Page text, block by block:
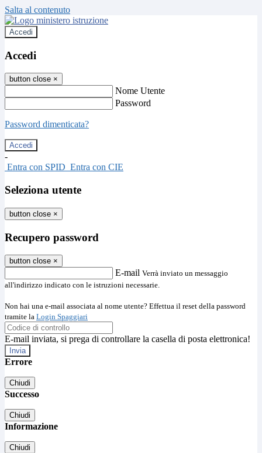
Salta al contenuto
Accedi
Accedi
button close ×
Nome Utente
Password
Password dimenticata?
-
Entra con SPID Entra con CIE
Seleziona utente
button close ×
Recupero password
button close ×
E-mail Verrà inviato un messaggio
all'indirizzo indicato con le istruzioni necessarie.
Non hai una e-mail associata al nome utente? Effettua il reset della password
tramite la Login Spaggiari
E-mail inviata, si prega di controllare la casella di posta elettronica!
Errore
Chiudi
Successo
Chiudi
Informazione
Chiudi